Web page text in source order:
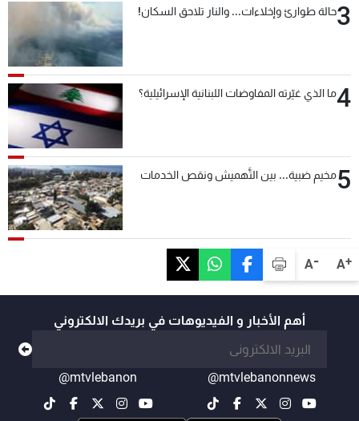
A+
A-
3حالة طوارئ وإخلاءات... والنار تلاحق السكان!
4ما الذي غيّرته المفاوضات اللبنانية الإسرائيلية؟
5مخيم ضبية... بين التَّهميش ونقص الخدمات
أهم الأخبار و الفيديوهات في بريدك الالكتروني
@mtvlebanonnews
@mtvlebanon